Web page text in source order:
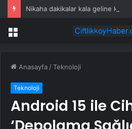
Menü
Anasayfa /Teknoloji
Teknoloji
Android 15 ile